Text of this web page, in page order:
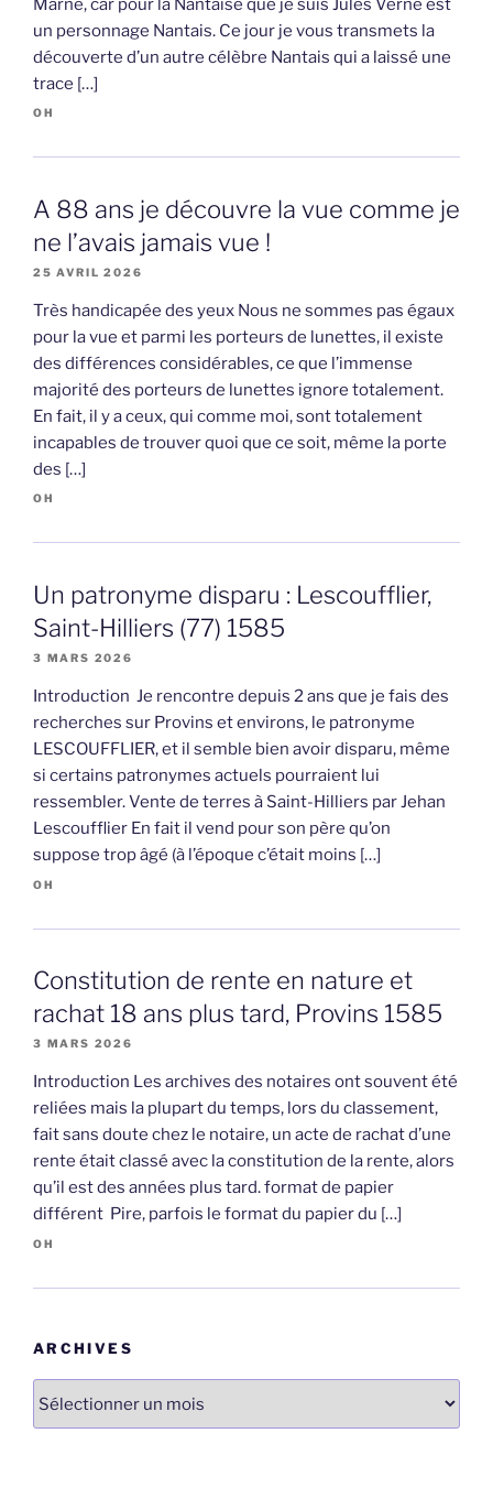
Marne, car pour la Nantaise que je suis Jules Verne est
un personnage Nantais. Ce jour je vous transmets la
découverte d’un autre célèbre Nantais qui a laissé une
trace […]
OH
A 88 ans je découvre la vue comme je
ne l’avais jamais vue !
25 AVRIL 2026
Très handicapée des yeux Nous ne sommes pas égaux
pour la vue et parmi les porteurs de lunettes, il existe
des différences considérables, ce que l’immense
majorité des porteurs de lunettes ignore totalement.
En fait, il y a ceux, qui comme moi, sont totalement
incapables de trouver quoi que ce soit, même la porte
des […]
OH
Un patronyme disparu : Lescoufflier,
Saint-Hilliers (77) 1585
3 MARS 2026
Introduction Je rencontre depuis 2 ans que je fais des
recherches sur Provins et environs, le patronyme
LESCOUFFLIER, et il semble bien avoir disparu, même
si certains patronymes actuels pourraient lui
ressembler. Vente de terres à Saint-Hilliers par Jehan
Lescoufflier En fait il vend pour son père qu’on
suppose trop âgé (à l’époque c’était moins […]
OH
Constitution de rente en nature et
rachat 18 ans plus tard, Provins 1585
3 MARS 2026
Introduction Les archives des notaires ont souvent été
reliées mais la plupart du temps, lors du classement,
fait sans doute chez le notaire, un acte de rachat d’une
rente était classé avec la constitution de la rente, alors
qu’il est des années plus tard. format de papier
différent Pire, parfois le format du papier du […]
OH
ARCHIVES